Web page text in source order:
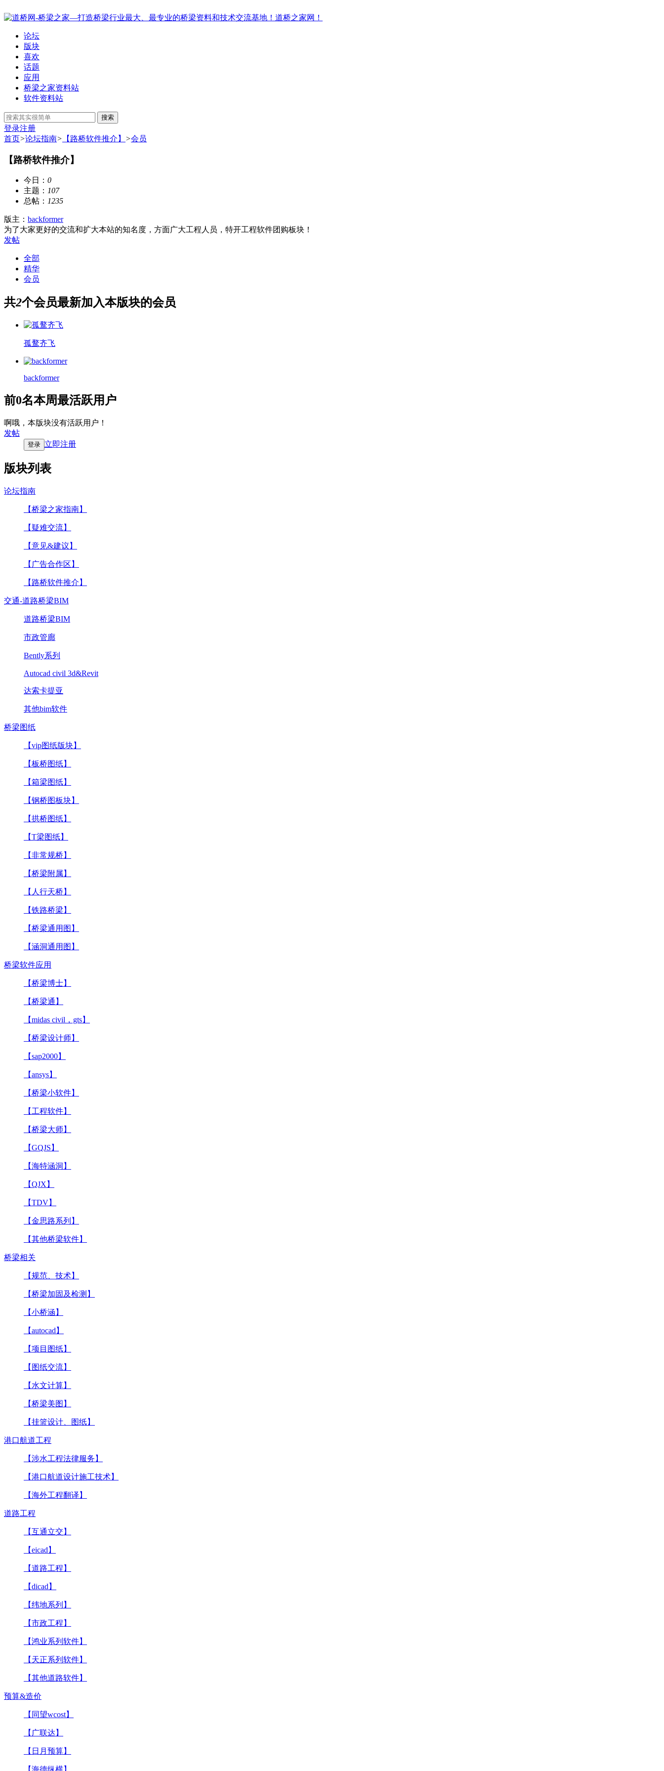
论坛
版块
喜欢
话题
应用
桥梁之家资料站
软件资料站
搜索
登录注册
首页>论坛指南> 【路桥软件推介】 >会员
【路桥软件推介】
今日： 0
主题： 107
总帖： 1235
版主： backformer
为了大家更好的交流和扩大本站的知名度，方面广大工程人员，特开工程软件团购板块！
发帖
全部
精华
会员
共2个会员最新加入本版块的会员
孤鹜齐飞
backformer
前0名本周最活跃用户
啊哦，本版块没有活跃用户！
发帖
登录 立即注册
版块列表
论坛指南
【桥梁之家指南】
【疑难交流】
【意见&建议】
【广告合作区】
【路桥软件推介】
交通-道路桥梁BIM
道路桥梁BIM
市政管廊
Bently系列
Autocad civil 3d&Revit
达索卡提亚
其他bim软件
桥梁图纸
【vip图纸版块】
【板桥图纸】
【箱梁图纸】
【钢桥图板块】
【拱桥图纸】
【T梁图纸】
【非常规桥】
【桥梁附属】
【人行天桥】
【铁路桥梁】
【桥梁通用图】
【涵洞通用图】
桥梁软件应用
【桥梁博士】
【桥梁通】
【midas civil，gts】
【桥梁设计师】
【sap2000】
【ansys】
【桥梁小软件】
【工程软件】
【桥梁大师】
【GQJS】
【海特涵洞】
【QJX】
【TDV】
【金思路系列】
【其他桥梁软件】
桥梁相关
【规范、技术】
【桥梁加固及检测】
【小桥涵】
【autocad】
【项目图纸】
【图纸交流】
【水文计算】
【桥梁美图】
【挂篮设计、图纸】
港口航道工程
【涉水工程法律服务】
【港口航道设计施工技术】
【海外工程翻译】
道路工程
【互通立交】
【eicad】
【道路工程】
【dicad】
【纬地系列】
【市政工程】
【鸿业系列软件】
【天正系列软件】
【其他道路软件】
预算&造价
【同望wcost】
【广联达】
【日月预算】
【海德纵横】